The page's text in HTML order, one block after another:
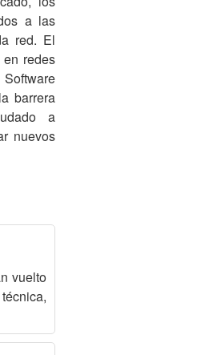
a las
red. El
redes
barrera
a
nuevos
vuelto